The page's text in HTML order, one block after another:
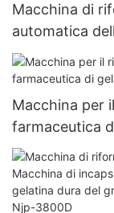
Macchina di
automatica
del riempitore
rifornimento
1500D
Macchina per
farmaceutica